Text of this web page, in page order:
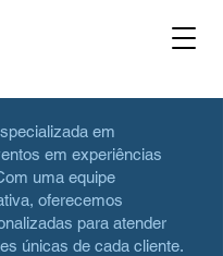
em
em experiências
uma equipe
oferecemos
para atender
únicas de cada cliente.